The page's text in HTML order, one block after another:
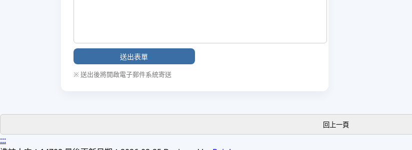
送出表單
※ 送出後將開啟電子郵件系統寄送
:::